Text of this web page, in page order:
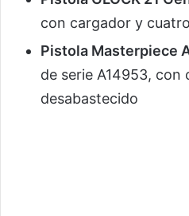
con cargador y
Pistola Masterpiece
de serie A14953, con
desabastecido